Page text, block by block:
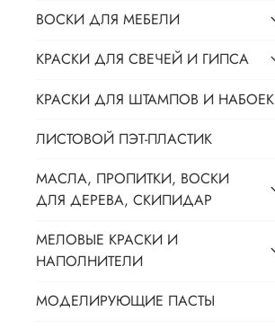
ВОСКИ ДЛЯ МЕБЕЛИ
КРАСКИ ДЛЯ СВЕЧЕЙ И ГИПСА
КРАСКИ ДЛЯ ШТАМПОВ И НАБОЕК
ЛИСТОВОЙ ПЭТ-ПЛАСТИК
МАСЛА, ПРОПИТКИ, ВОСКИ
ДЛЯ ДЕРЕВА, СКИПИДАР
МЕЛОВЫЕ КРАСКИ И
НАПОЛНИТЕЛИ
МОДЕЛИРУЮЩИЕ ПАСТЫ